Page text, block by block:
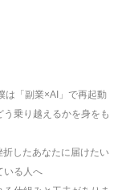
は「副業×AI」で再起動
乗り越えるかを身をも
したあなたに届けたい
いる人へ